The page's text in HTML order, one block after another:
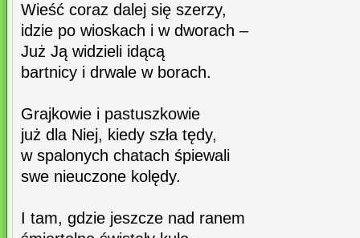
Wieść coraz dalej się szerzy,
idzie po wioskach i w dworach –
Już Ją widzieli idącą
bartnicy i drwale w borach.
Grajkowie i pastuszkowie
już dla Niej, kiedy szła tędy,
w spalonych chatach śpiewali
swe nieuczone kolędy.
I tam, gdzie jeszcze nad ranem